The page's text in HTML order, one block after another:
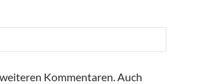
Kommentaren. Auch